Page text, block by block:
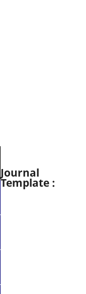
Journal
Template :